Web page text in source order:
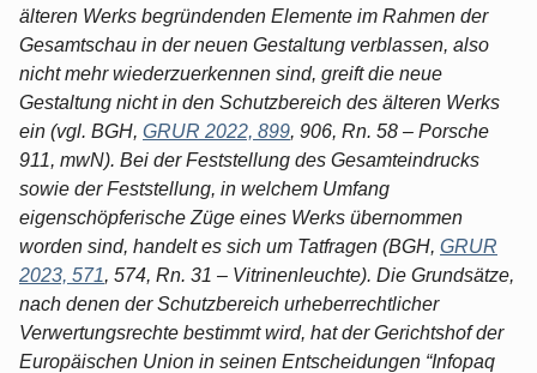
älteren Werks begründenden Elemente im Rahmen der
Gesamtschau in der neuen Gestaltung verblassen, also
nicht mehr wiederzuerkennen sind, greift die neue
Gestaltung nicht in den Schutzbereich des älteren Werks
ein (vgl. BGH, GRUR 2022, 899, 906, Rn. 58 – Porsche
911, mwN). Bei der Feststellung des Gesamteindrucks
sowie der Feststellung, in welchem Umfang
eigenschöpferische Züge eines Werks übernommen
worden sind, handelt es sich um Tatfragen (BGH, GRUR
2023, 571, 574, Rn. 31 – Vitrinenleuchte). Die Grundsätze,
nach denen der Schutzbereich urheberrechtlicher
Verwertungsrechte bestimmt wird, hat der Gerichtshof der
Europäischen Union in seinen Entscheidungen “Infopaq